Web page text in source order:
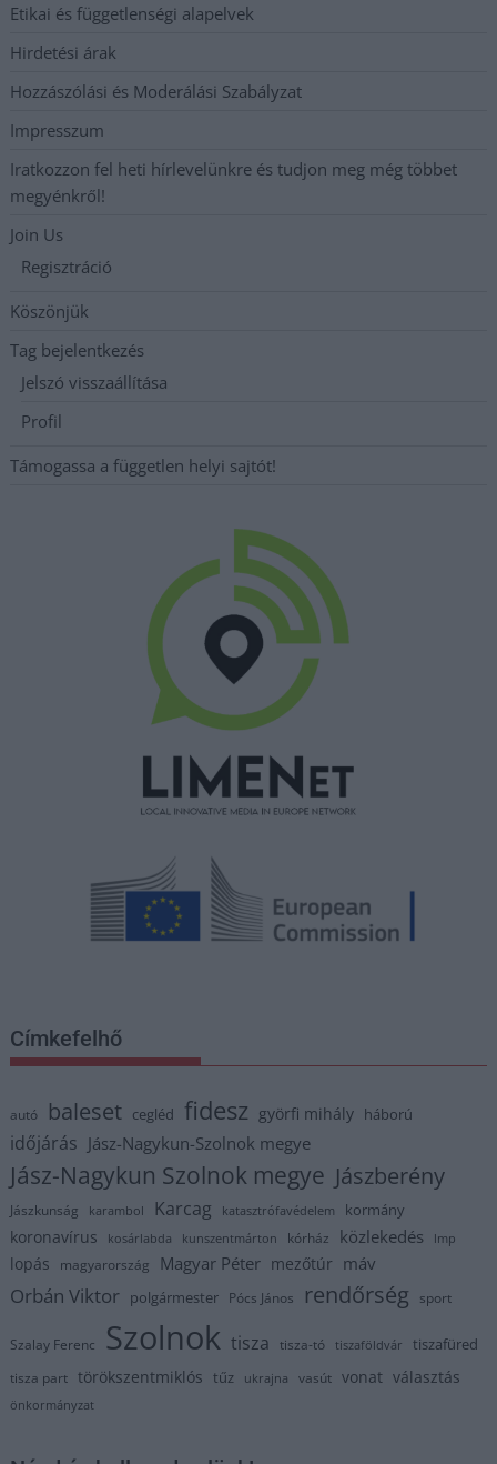
Etikai és függetlenségi alapelvek
Hirdetési árak
Hozzászólási és Moderálási Szabályzat
Impresszum
Iratkozzon fel heti hírlevelünkre és tudjon meg még többet
megyénkről!
Join Us
Regisztráció
Köszönjük
Tag bejelentkezés
Jelszó visszaállítása
Profil
Támogassa a független helyi sajtót!
Címkefelhő
autó baleset cegléd fidesz györfi mihály háború
időjárás Jász-Nagykun-Szolnok megye
Jász-Nagykun Szolnok megye Jászberény
Jászkunság karambol Karcag katasztrófavédelem kormány
koronavírus kosárlabda kunszentmárton kórház közlekedés lmp
lopás magyarország Magyar Péter mezőtúr máv
Orbán Viktor polgármester Pócs János rendőrség sport
Szalay Ferenc Szolnok tisza tisza-tó tiszaföldvár tiszafüred
tisza part törökszentmiklós tűz ukrajna vasút vonat választás
önkormányzat